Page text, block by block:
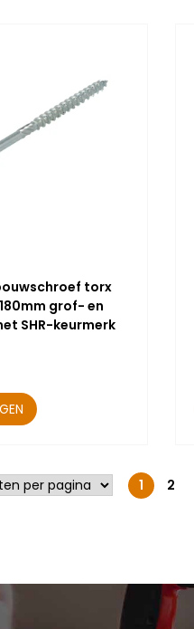
torx
grof- en
SHR-keurmerk
1 2